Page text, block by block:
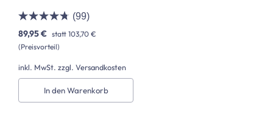
(99)
89,95 € statt 103,70 €
(Preisvorteil)
inkl. MwSt. zzgl. Versandkosten
In den Warenkorb